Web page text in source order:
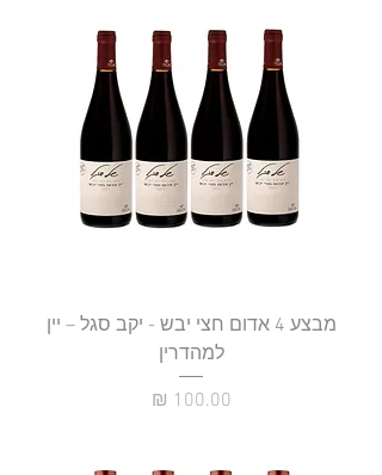
מבצע 4 אדום חצי יבש - יקב סגל – יין
למהדרין
מחיר